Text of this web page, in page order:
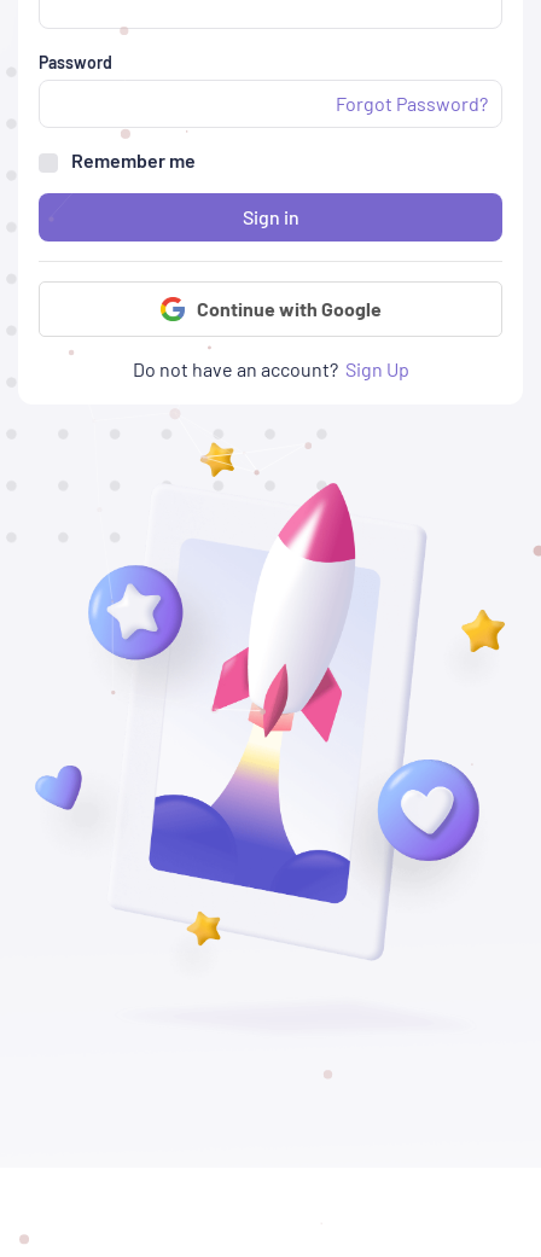
Password
Forgot Password?
Remember me
Sign in
Continue with Google
Do not have an account? Sign Up